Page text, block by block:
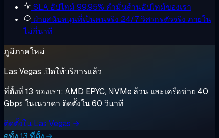
SLA อัปไทม์ 99.95% คำมั่นด้านอัปไทม์ของเรา
ฝ่ายสนับสนุนที่เป็นคนจริง 24/7วิศวกรตัวจริง ภายใน
ไม่กี่นาที
ภูมิภาคใหม่
Las Vegas เปิดให้บริการแล้ว
ที่ตั้งที่ 13 ของเรา: AMD EPYC, NVMe ล้วน และเครือข่าย 40
Gbps ในเนวาดา ติดตั้งใน 60 วินาที
ติดตั้งใน Las Vegas →
ดูทั้ง 13 ที่ตั้ง →